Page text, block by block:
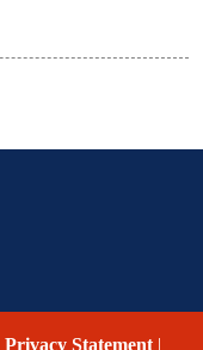
Privacy Statement |